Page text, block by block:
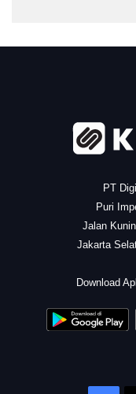
PT
Puri
Jalan
Jakarta
Download